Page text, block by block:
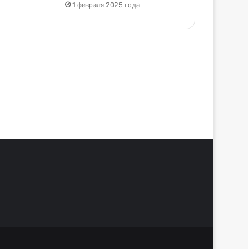
1 февраля 2025 года